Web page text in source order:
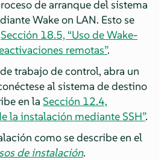
de arranque del sistema
Wake on LAN. Esto se
Sección 18.5, “Uso de Wake-
remotas”.
trabajo de control, abra un
al sistema de destino
en laSección 12.4,
la instalación mediante SSH”.
como se describe en el
de instalación.